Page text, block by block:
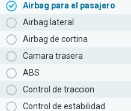
Airbag para el pasajero
Airbag lateral
Airbag de cortina
Camara trasera
ABS
Control de traccion
Control de estabilidad